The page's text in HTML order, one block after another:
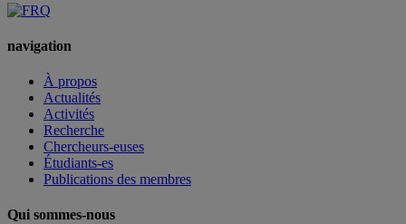
navigation
À propos
Actualités
Activités
Recherche
Chercheurs-euses
Étudiants-es
Publications des membres
Qui sommes-nous